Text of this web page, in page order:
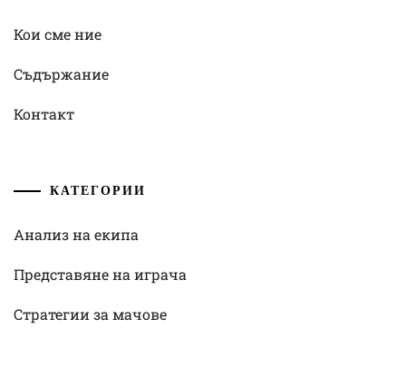
Кои сме ние
Съдържание
Контакт
КАТЕГОРИИ
Анализ на екипа
Представяне на играча
Стратегии за мачове